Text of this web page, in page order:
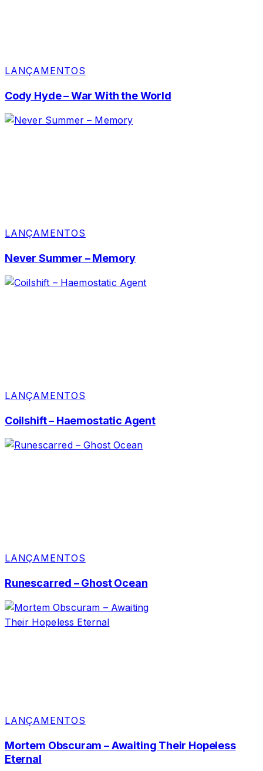
LANÇAMENTOS
Cody Hyde – War With the World
LANÇAMENTOS
Never Summer – Memory
LANÇAMENTOS
Coilshift – Haemostatic Agent
LANÇAMENTOS
Runescarred – Ghost Ocean
LANÇAMENTOS
Mortem Obscuram – Awaiting Their Hopeless
Eternal